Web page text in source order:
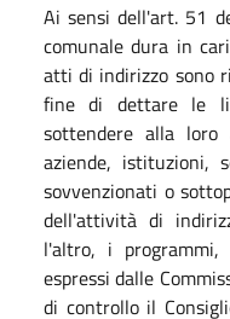
Ai sensi dell'art. 51
comunale dura in
atti di indirizzo sono
fine di dettare le
sottendere alla loro
aziende, istituzioni,
sovvenzionati o
dell'attività di
l'altro, i
espressi dalle
di controllo il